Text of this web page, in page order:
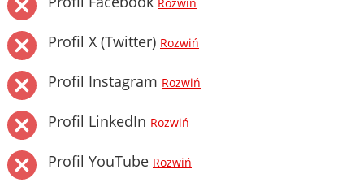
Rozwiń
Profil X (Twitter) Rozwiń
Profil Instagram Rozwiń
Profil LinkedIn Rozwiń
Profil YouTube Rozwiń